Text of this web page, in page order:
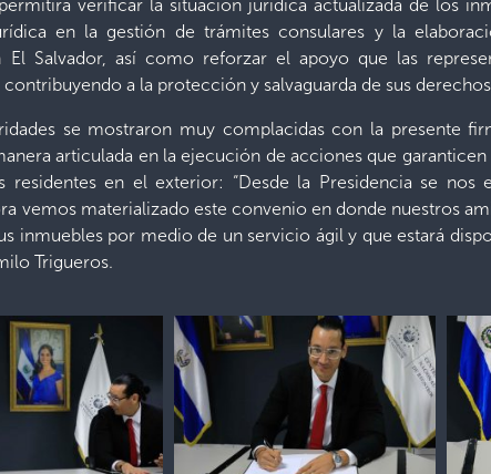
verificar la situación jurídica actualizada de los
en la gestión de trámites consulares y la
El Salvador, así como reforzar el apoyo que las
contribuyendo a la protección y salvaguarda de sus
se mostraron muy complacidas con la presente
articulada en la ejecución de acciones que
residentes en el exterior: “Desde la Presidencia se
vemos materializado este convenio en donde nuestros
inmuebles por medio de un servicio ágil y que estará
Trigueros.